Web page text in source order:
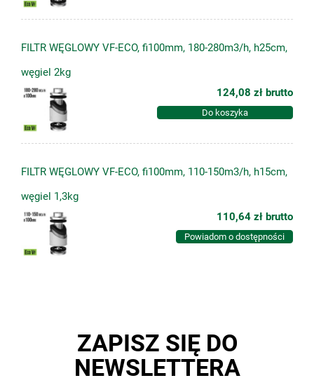
FILTR WĘGLOWY VF-ECO, fi100mm, 180-280m3/h, h25cm,
węgiel 2kg
124,08 zł brutto
Do koszyka
FILTR WĘGLOWY VF-ECO, fi100mm, 110-150m3/h, h15cm,
węgiel 1,3kg
110,64 zł brutto
Powiadom o dostępności
ZAPISZ SIĘ DO
NEWSLETTERA